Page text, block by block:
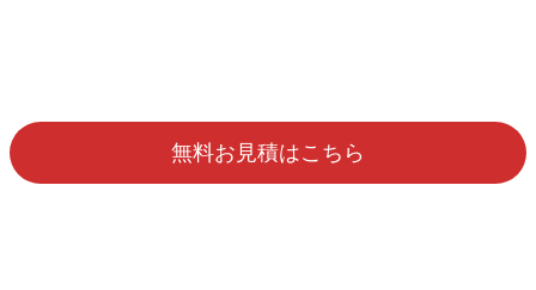
無料お見積はこちら